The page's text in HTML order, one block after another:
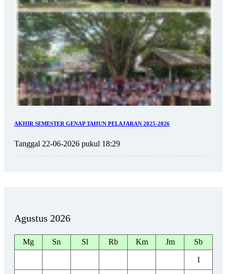
AKHIR SEMESTER GENAP TAHUN PELAJARAN 2025-2026
Tanggal 22-06-2026 pukul 18:29
Agustus 2026
Mg Sn Sl Rb Km Jm Sb
1